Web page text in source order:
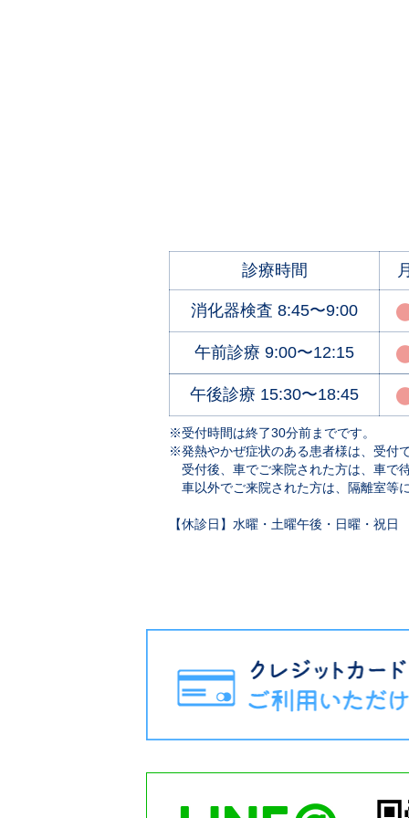
診療時間
消化器検査 8:45〜9:00
午前診療 9:00〜12:15
午後診療 15:30〜18:45
※受付時間は終了30分前までです。
※発熱やかぜ症状のある患者様は、受付
受付後、車でご来院された方は、車で
車以外でご来院された方は、隔離室等
【休診日】水曜・土曜午後・日曜・祝日